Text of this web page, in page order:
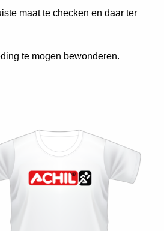
maat te checken en daar ter
te mogen bewonderen.